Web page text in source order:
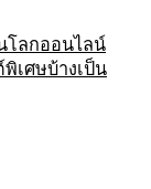
โลกออนไลน์
เศษบ้างเป็น